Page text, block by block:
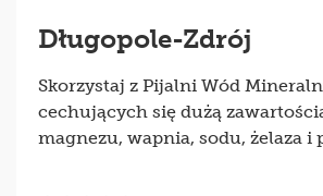
Długopole-Zdrój
Skorzystaj z Pijalni Wód
cechujących się dużą
magnezu, wapnia, sodu, żelaza i